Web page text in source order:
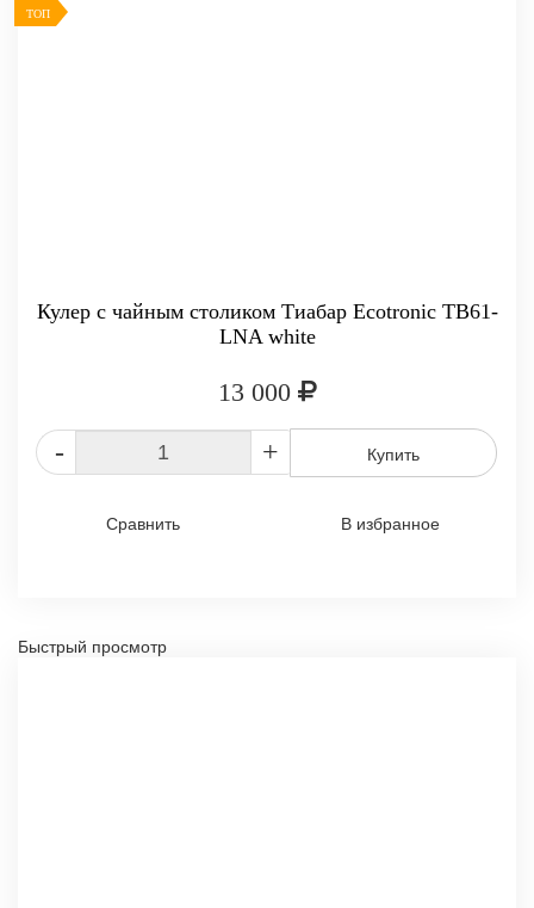
ТОП
Кулер с чайным столиком Тиабар Ecotronic TB61-
LNA white
13 000
- + Купить
Сравнить В избранное
Быстрый просмотр